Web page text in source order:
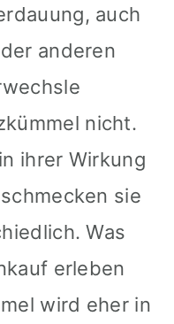
auch
anderen
nicht.
ihrer Wirkung
sie
Was
erleben
wird eher in